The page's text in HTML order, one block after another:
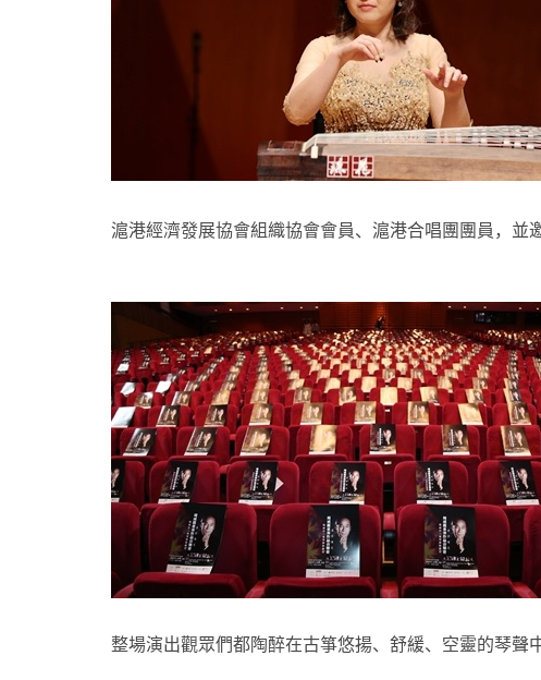
滬港經濟發展協會組織協會會員、滬港合唱團團員，並
整場演出觀眾們都陶醉在古箏悠揚、舒緩、空靈的琴聲